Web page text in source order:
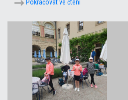
Pokračovat ve čtení